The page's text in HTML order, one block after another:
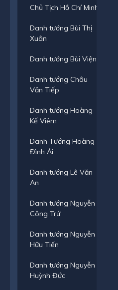
Chủ Tịch Hồ Chí Minh
Danh tướng Bùi Thị
Xuân
Danh tướng Bùi Viện
Danh tướng Châu
Văn Tiếp
Danh tướng Hoàng
Kế Viêm
Danh Tướng Hoàng
Đình Ái
Danh tướng Lê Văn
An
Danh tướng Nguyễn
Công Trứ
Danh tướng Nguyễn
Hữu Tiến
Danh tướng Nguyễn
Huỳnh Đức